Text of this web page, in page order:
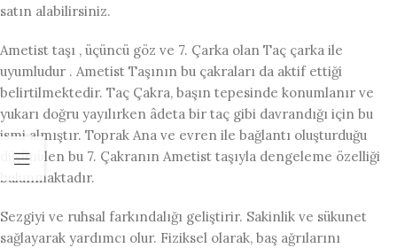
satın alabilirsiniz.
Ametist taşı , üçüncü göz ve 7. Çarka olan Taç çarka ile
uyumludur . Ametist Taşının bu çakraları da aktif ettiği
belirtilmektedir. Taç Çakra, başın tepesinde konumlanır ve
yukarı doğru yayılırken âdeta bir taç gibi davrandığı için bu
ismi almıştır. Toprak Ana ve evren ile bağlantı oluşturduğu
düşünülen bu 7. Çakranın Ametist taşıyla dengeleme özelliği
bulunmaktadır.
Sezgiyi ve ruhsal farkındalığı geliştirir. Sakinlik ve sükunet
sağlayarak yardımcı olur. Fiziksel olarak, baş ağrılarını